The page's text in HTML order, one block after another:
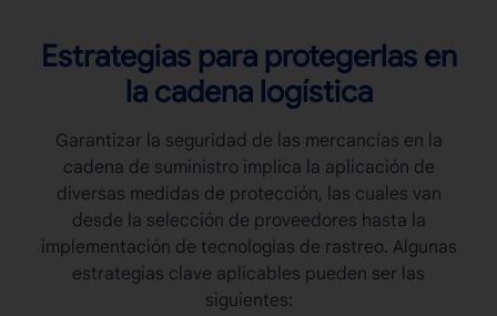
Estrategias para protegerlas en
la cadena logística
Garantizar la seguridad de las mercancías en la
cadena de suministro implica la aplicación de
diversas medidas de protección, las cuales van
desde la selección de proveedores hasta la
implementación de tecnologías de rastreo. Algunas
estrategias clave aplicables pueden ser las
siguientes: